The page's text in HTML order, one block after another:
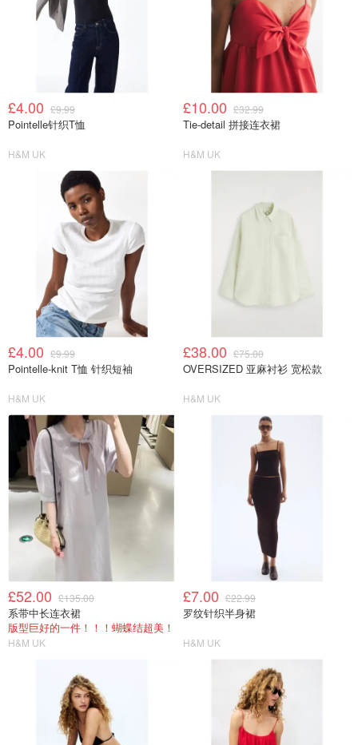
£4.00 £9.99
Pointelle针织T恤
H&M UK
£10.00 £32.99
Tie-detail 拼接连衣裙
H&M UK
£4.00 £9.99
Pointelle-knit T恤 针织短袖
H&M UK
£38.00 £75.00
OVERSIZED 亚麻衬衫 宽松款
H&M UK
£52.00 £135.00
系带中长连衣裙
版型巨好的一件！！！蝴蝶结超美！
H&M UK
£7.00 £22.99
罗纹针织半身裙
H&M UK